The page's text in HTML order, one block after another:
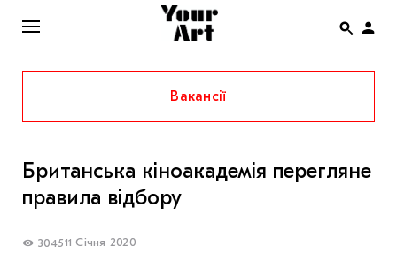
ENG
НОВИНИ
АФІША
ІНТЕРВ’Ю
Вакансії
Британська кіноакадемія перегляне
правила відбору
304511 Січня 2020